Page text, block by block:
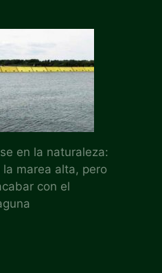
en la naturaleza:
marea alta, pero
con el